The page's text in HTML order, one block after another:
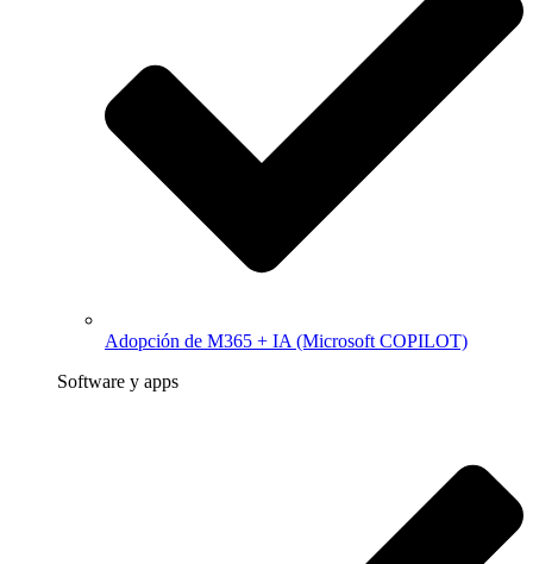
Adopción de M365 + IA (Microsoft COPILOT)
Software y apps